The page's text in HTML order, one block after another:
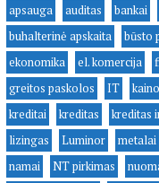
apsauga auditas bankai
buhalterinė apskaita
būsto
ekonomika
el. komercija
greitos paskolos
IT
kreditai
kreditas kreditas
lizingas
Luminor metalai
namai
NT pirkimas